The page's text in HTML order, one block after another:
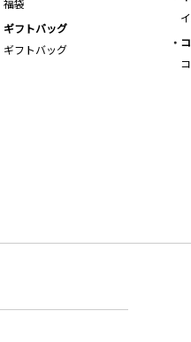
福袋
ギフトバッグ
ギフトバッグ